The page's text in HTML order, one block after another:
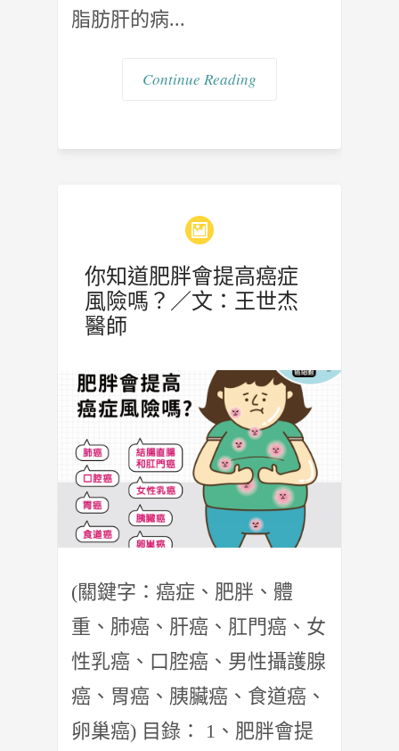
脂肪肝的病...
Continue Reading
你知道肥胖會提高癌症
風險嗎？／文：王世杰
醫師
(關鍵字：癌症、肥胖、體
重、肺癌、肝癌、肛門癌、女
性乳癌、口腔癌、男性攝護腺
癌、胃癌、胰臟癌、食道癌、
卵巢癌) 目錄： 1、肥胖會提